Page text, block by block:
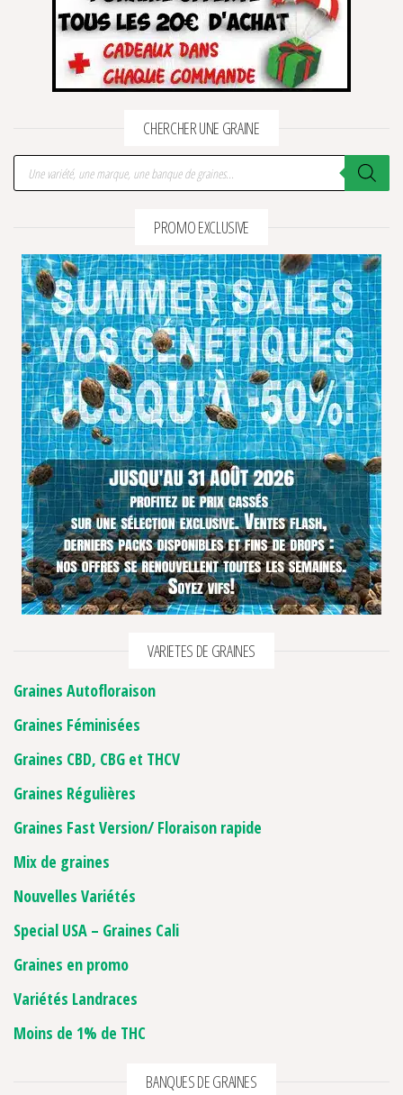
2 avis
CHERCHER UNE GRAINE
Recherche de produits
PROMO EXCLUSIVE
VARIETES DE GRAINES
Graines Autofloraison
Graines Féminisées
Graines CBD, CBG et THCV
Graines Régulières
Graines Fast Version/ Floraison rapide
Mix de graines
Nouvelles Variétés
Special USA – Graines Cali
Graines en promo
Variétés Landraces
Moins de 1% de THC
BANQUES DE GRAINES